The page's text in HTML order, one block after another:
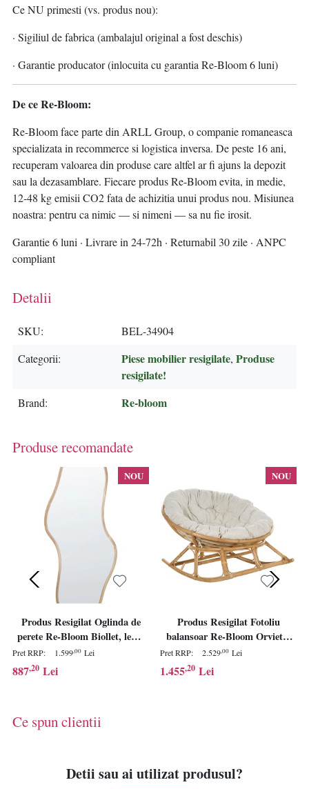
Ce NU primesti (vs. produs nou):
· Sigiliul de fabrica (ambalajul original a fost deschis)
· Garantie producator (inlocuita cu garantia Re-Bloom 6 luni)
De ce Re-Bloom:
Re-Bloom face parte din ARLL Group, o companie romaneasca
specializata in recommerce si logistica inversa. De peste 16 ani,
recuperam valoarea din produse care altfel ar fi ajuns la depozit
sau la dezasamblare. Fiecare produs Re-Bloom evita, in medie,
12-48 kg emisii CO2 fata de achizitia unui produs nou. Misiunea
noastra: pentru ca nimic — si nimeni — sa nu fie irosit.
Garantie 6 luni · Livrare in 24-72h · Returnabil 30 zile · ANPC
compliant
Detalii
SKU
BEL-34904
Categorii
Piese mobilier resigilate, Produse
resigilate!
Brand Re-bloom
Produse recomandate
NOU
Produs Resigilat Oglinda de
perete Re-Bloom Biollet, lemn
Paulownia/sticla, 80x180x3 cm,
forma neregulata, vertical,
natur - Verificat A
Pret RRP: 1.599,00 Lei
887,20 Lei
NOU
Produs Resigilat Fotoliu
balansoar Re-Bloom Orvieto,
ratan/bumbac viscoza,
110x108x72 cm, perna inclusa,
100 kg, bej/natur - Verificat A
Pret RRP: 2.529,00 Lei
1.455,20 Lei
Ce spun clientii
Detii sau ai utilizat produsul?